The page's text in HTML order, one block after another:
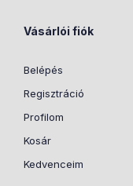
Vásárlói fiók
Belépés
Regisztráció
Profilom
Kosár
Kedvenceim